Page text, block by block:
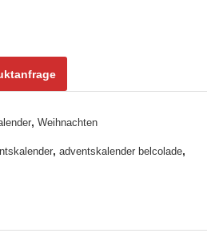
mit
Täf
drati
, Weihnachten
, adventskalender belcolade,